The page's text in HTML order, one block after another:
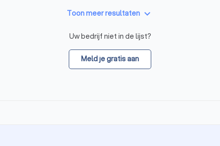
Toon meer resultaten keyboard_arrow_down
Uw bedrijf niet in de lijst?
Meld je gratis aan